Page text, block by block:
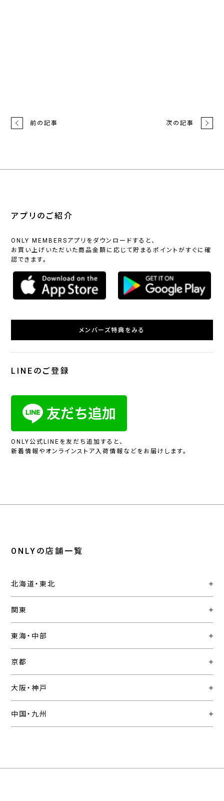
前の記事 次の記事
アプリのご紹介
ONLY MEMBERSアプリをダウンロードすると、
お買い上げいただいた商品金額に応じて貯まるポイントがすぐに確
認できます。
メンバーズ特典をみる
LINEのご登録
ONLY公式LINEを友だち追加すると、
新着情報やオンラインストア入荷情報などをお届けします。
ONLYの店舗一覧
北海道・東北
関東
東海・中部
京都
大阪・神戸
中国・九州